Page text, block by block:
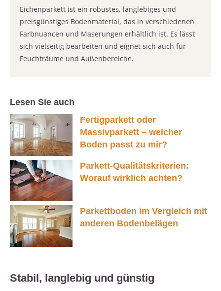
Eichenparkett ist ein robustes, langlebiges und
preisgünstiges Bodenmaterial, das in verschiedenen
Farbnuancen und Maserungen erhältlich ist. Es lässt
sich vielseitig bearbeiten und eignet sich auch für
Feuchträume und Außenbereiche.
Lesen Sie auch
Fertigparkett oder
Massivparkett – welcher
Boden passt zu mir?
Parkett-Qualitätskriterien:
Worauf wirklich achten?
Parkettboden im Vergleich mit
anderen Bodenbelägen
Stabil, langlebig und günstig